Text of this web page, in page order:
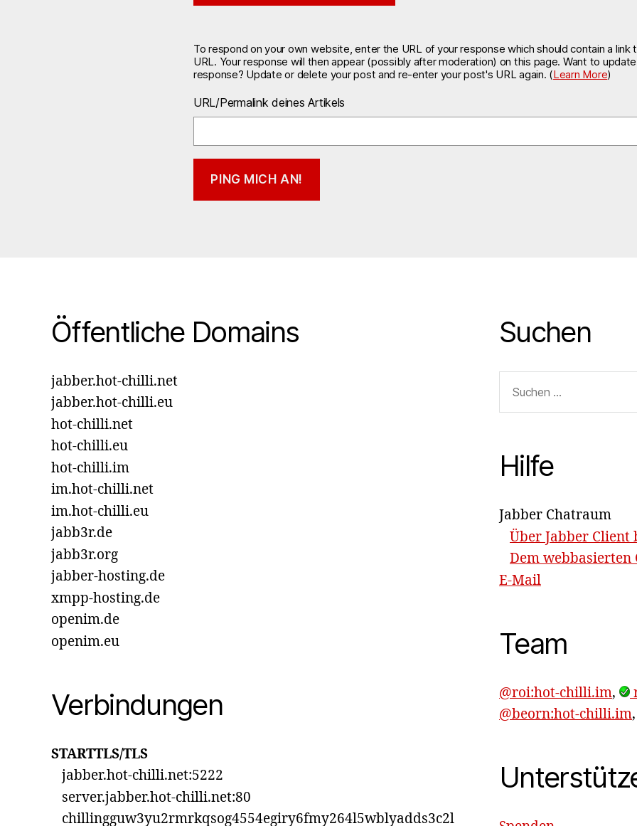
To respond on your own website, enter the URL of your response which should contain a link
URL. Your response will then appear (possibly after moderation) on this page. Want to
response? Update or delete your post and re-enter your post's URL again. (Learn More)
URL/Permalink deines Artikels
Öffentliche Domains
jabber.hot-chilli.net
jabber.hot-chilli.eu
hot-chilli.net
hot-chilli.eu
hot-chilli.im
im.hot-chilli.net
im.hot-chilli.eu
jabb3r.de
jabb3r.org
jabber-hosting.de
xmpp-hosting.de
openim.de
openim.eu
Verbindungen
STARTTLS/TLS
jabber.hot-chilli.net:5222
server.jabber.hot-chilli.net:80
chillingguw3yu2rmrkqsog4554egiry6fmy264l5wblyadds3c2l
Suchen
nach:
Hilfe
Jabber Chatraum
Über Jabber Client
Dem webbasierten
E-Mail
Team
@roi:hot-chilli.im,
@beorn:hot-chilli.im,